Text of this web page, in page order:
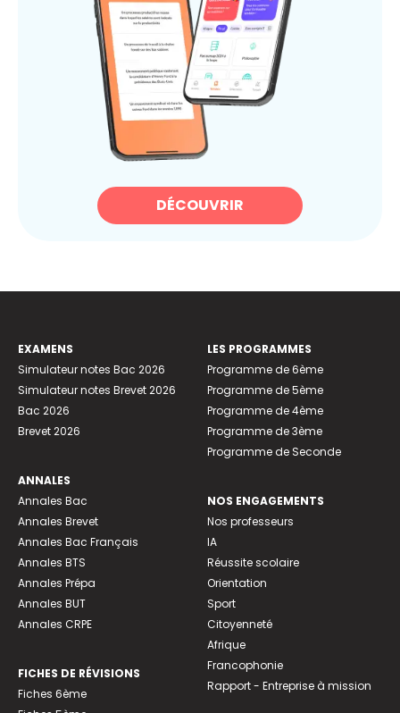
DÉCOUVRIR
EXAMENS
Simulateur notes Bac 2026
Simulateur notes Brevet 2026
Bac 2026
Brevet 2026
ANNALES
Annales Bac
Annales Brevet
Annales Bac Français
Annales BTS
Annales Prépa
Annales BUT
Annales CRPE
FICHES DE RÉVISIONS
Fiches 6ème
LES PROGRAMMES
Programme de 6ème
Programme de 5ème
Programme de 4ème
Programme de 3ème
Programme de Seconde
NOS ENGAGEMENTS
Nos professeurs
IA
Réussite scolaire
Orientation
Sport
Citoyenneté
Afrique
Francophonie
Rapport - Entreprise à mission